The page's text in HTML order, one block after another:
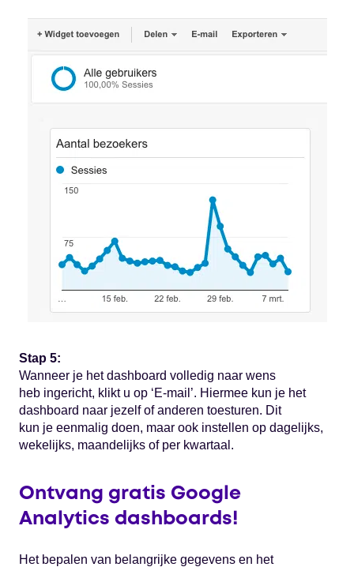
Stap 5:
Wanneer je het dashboard volledig naar wens
heb ingericht, klikt u op ‘E-mail’. Hiermee kun je het
dashboard naar jezelf of anderen toesturen. Dit
kun je eenmalig doen, maar ook instellen op dagelijks,
wekelijks, maandelijks of per kwartaal.
Ontvang gratis Google
Analytics dashboards!
Het bepalen van belangrijke gegevens en het